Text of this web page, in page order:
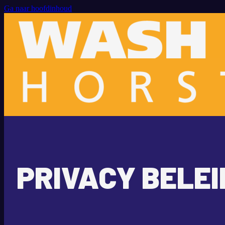
Ga naar hoofdinhoud
PRIVACY